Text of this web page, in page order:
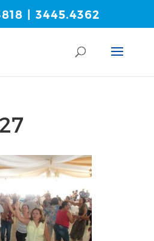
| 3445.4362